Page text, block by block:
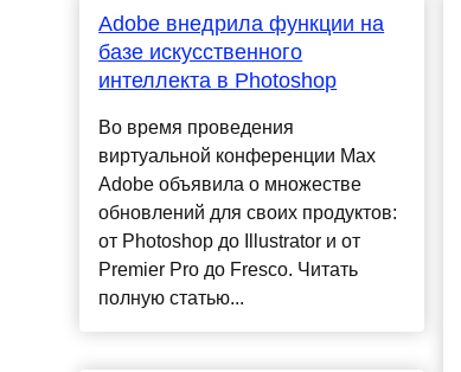
Adobe внедрила функции на
базе искусственного
интеллекта в Photoshop
Во время проведения
виртуальной конференции Max
Adobe объявила о множестве
обновлений для своих продуктов:
от Photoshop до Illustrator и от
Premier Pro до Fresco. Читать
полную статью...